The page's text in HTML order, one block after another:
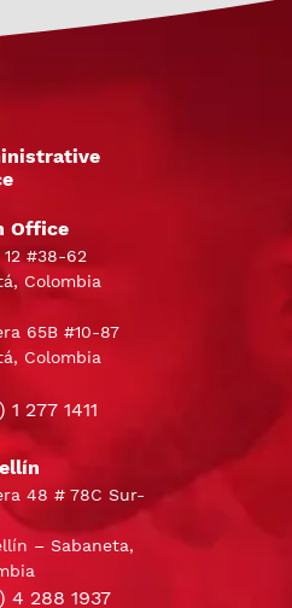
Office
12 #38-62
Colombia
65B #10-87
Colombia
1 277 1411
48 # 78C Sur-
– Sabaneta,
4 288 1937